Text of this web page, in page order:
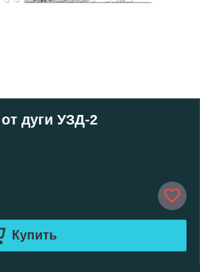
дуги УЗД-2
Купить